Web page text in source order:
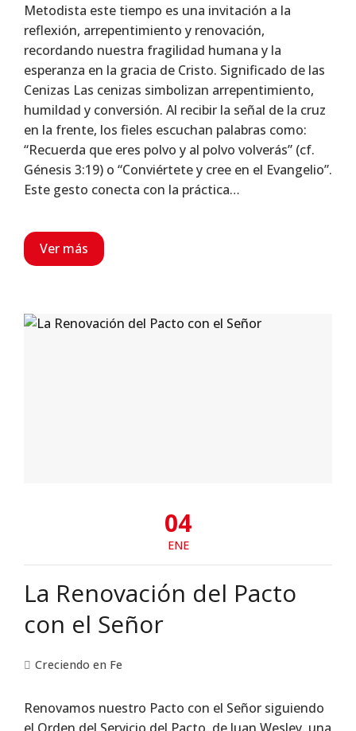
Metodista este tiempo es una invitación a la
reflexión, arrepentimiento y renovación,
recordando nuestra fragilidad humana y la
esperanza en la gracia de Cristo. Significado de las
Cenizas Las cenizas simbolizan arrepentimiento,
humildad y conversión. Al recibir la señal de la cruz
en la frente, los fieles escuchan palabras como:
“Recuerda que eres polvo y al polvo volverás” (cf.
Génesis 3:19) o “Conviértete y cree en el Evangelio”.
Este gesto conecta con la práctica…
Ver más
04
ENE
La Renovación del Pacto
con el Señor
Creciendo en Fe
Renovamos nuestro Pacto con el Señor siguiendo